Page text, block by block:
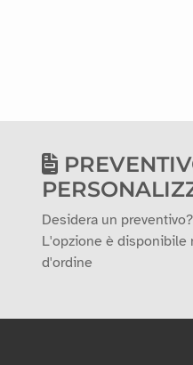
Desidera un preventivo?
L'opzione è disponibile
d'ordine